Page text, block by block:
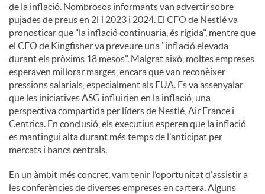
de la inflació. Nombrosos informants van advertir sobre
pujades de preus en 2H 2023 i 2024. El CFO de Nestlé va
pronosticar que "la inflació continuaria, és rígida", mentre que
el CEO de Kingfisher va preveure una "inflació elevada
durant els pròxims 18 mesos". Malgrat això, moltes empreses
esperaven millorar marges, encara que van reconèixer
pressions salarials, especialment als EUA. Es va assenyalar
que les iniciatives ASG influirien en la inflació, una
perspectiva compartida per líders de Nestlé, Air France i
Centrica. En conclusió, els executius esperen que la inflació
es mantingui alta durant més temps de l'anticipat per
mercats i bancs centrals.
En un àmbit més concret, vam tenir l’oportunitat d'assistir a
les conferències de diverses empreses en cartera. Alguns